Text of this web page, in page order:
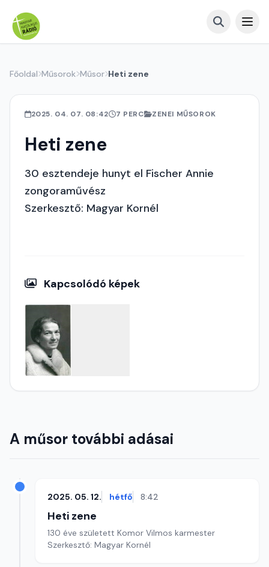
Főoldal Műsorok Műsor Heti zene
2025. 04. 07. 08:42 7 PERC ZENEI MŰSOROK
Heti zene
30 esztendeje hunyt el Fischer Annie
zongoraművész
Szerkesztő: Magyar Kornél
Kapcsolódó képek
A műsor további adásai
2025. 05. 12. hétfő 8:42
Heti zene
130 éve született Komor Vilmos karmester
Szerkesztő: Magyar Kornél